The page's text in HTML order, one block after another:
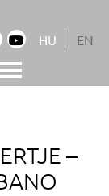
HU EN
–